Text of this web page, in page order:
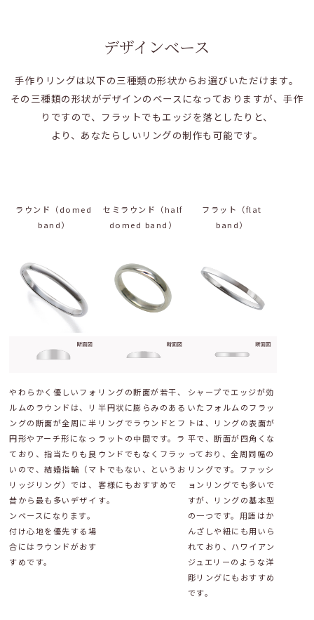
デザインベース
手作りリングは以下の三種類の形状からお選びいただけます。
その三種類の形状がデザインのベースになっておりますが、手作
りですので、フラットでもエッジを落としたりと、
より、あなたらしいリングの制作も可能です。
ラウンド（domed
band）
やわらかく優しいフォ
ルムのラウンドは、リ
ングの断面が全周に半
円形やアーチ形になっ
ており、指当たりも良
いので、結婚指輪（マ
リッジリング）では、
昔から最も多いデザイ
ンベースになります。
付け心地を優先する場
合にはラウンドがおす
すめです。
セミラウンド（half
domed band）
リングの断面が若干、
半円状に膨らみのある
リングでラウンドとフ
ラットの中間です。ラ
ウンドでもなくフラッ
トでもない、というお
客様にもおすすめで
す。
フラット（flat
band）
シャープでエッジが効
いたフォルムのフラッ
トは、リングの表面が
平で、断面が四角くな
っており、全周同幅の
リングです。ファッシ
ョンリングでも多いで
すが、リングの基本型
の一つです。用語はか
んざしや紐にも用いら
れており、ハワイアン
ジュエリーのような洋
彫リングにもおすすめ
です。